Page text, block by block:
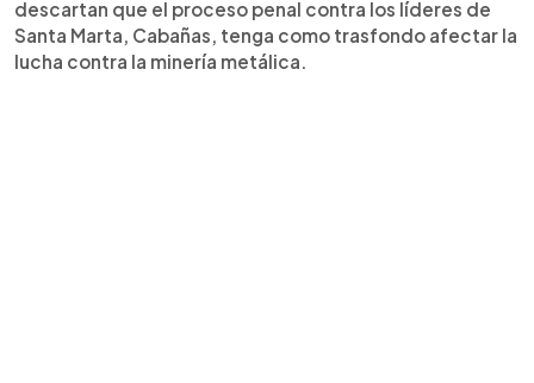
descartan que el proceso penal contra los líderes de
Santa Marta, Cabañas, tenga como trasfondo afectar la
lucha contra la minería metálica.